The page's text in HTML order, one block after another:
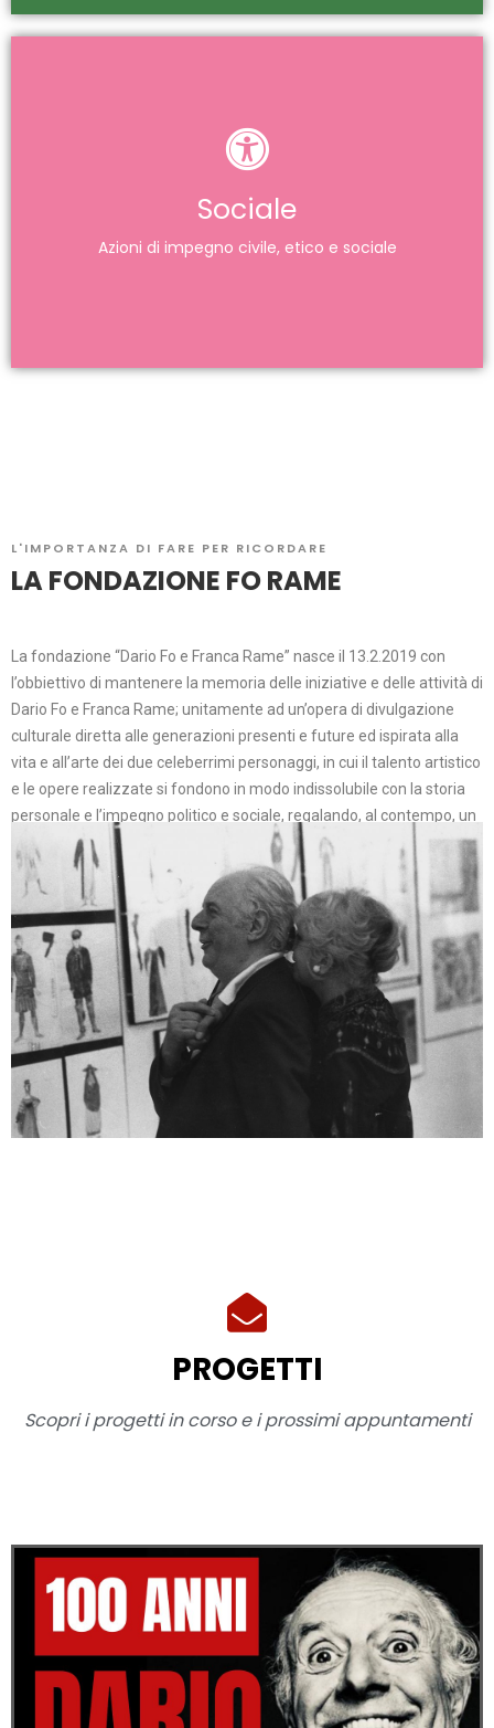
Sociale
Azioni di impegno civile, etico e sociale
La memoria di Dario Fo e Franca
Rame
Il progetto Kore de Alcatraz per donne sopravvissute
a Storie di violenza, la partecipazione ad eventi e la
collaborazione con realtà che lavorano per dare
L'IMPORTANZA DI FARE PER RICORDARE
LA FONDAZIONE FO RAME
La fondazione “Dario Fo e Franca Rame” nasce il 13.2.2019 con
l’obbiettivo di mantenere la memoria delle iniziative e delle attività di
Dario Fo e Franca Rame; unitamente ad un’opera di divulgazione
culturale diretta alle generazioni presenti e future ed ispirata alla
vita e all’arte dei due celeberrimi personaggi, in cui il talento artistico
e le opere realizzate si fondono in modo indissolubile con la storia
personale e l’impegno politico e sociale, regalando, al contempo, un
esempio unico di Vita e di Arte.
PROGETTI
Scopri i progetti in corso e i prossimi appuntamenti